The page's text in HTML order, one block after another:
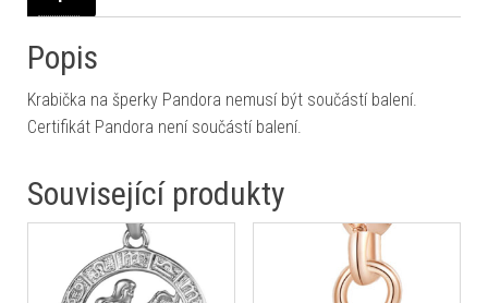
Popis
Krabička na šperky Pandora nemusí být součástí balení.
Certifikát Pandora není součástí balení.
Související produkty